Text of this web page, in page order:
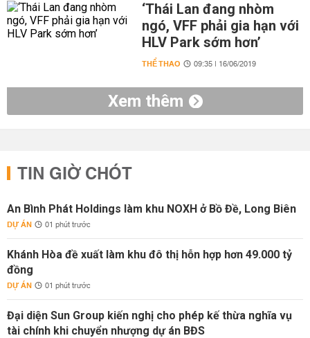
‘Thái Lan đang nhòm
ngó, VFF phải gia hạn với
HLV Park sớm hơn’
THỂ THAO 09:35 | 16/06/2019
Xem thêm
TIN GIỜ CHÓT
An Bình Phát Holdings làm khu NOXH ở Bồ Đề, Long Biên
DỰ ÁN 01 phút trước
Khánh Hòa đề xuất làm khu đô thị hỗn hợp hơn 49.000 tỷ
đồng
DỰ ÁN 01 phút trước
Đại diện Sun Group kiến nghị cho phép kế thừa nghĩa vụ
tài chính khi chuyển nhượng dự án BĐS